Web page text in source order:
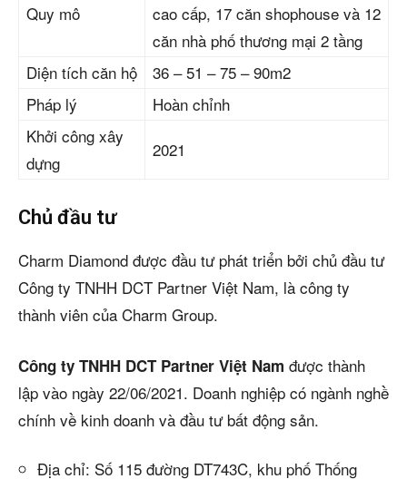
Quy mô
cao cấp, 17 căn shophouse và 12
căn nhà phố thương mại 2 tầng
Diện tích căn hộ
36 – 51 – 75 – 90m2
Pháp lý
Hoàn chỉnh
Khởi công xây
dựng
2021
Chủ đầu tư
Charm Diamond được đầu tư phát triển bởi chủ đầu tư
Công ty TNHH DCT Partner Việt Nam, là công ty
thành viên của Charm Group.
Công ty TNHH DCT Partner Việt Nam được thành
lập vào ngày 22/06/2021. Doanh nghiệp có ngành nghề
chính về kinh doanh và đầu tư bất động sản.
Địa chỉ: Số 115 đường DT743C, khu phố Thống